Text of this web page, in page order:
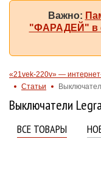
Важно:
"ФАРАДЕЙ" в
«21vek-220v» —
Статьи
Выключатели
ВСЕ ТОВАРЫ